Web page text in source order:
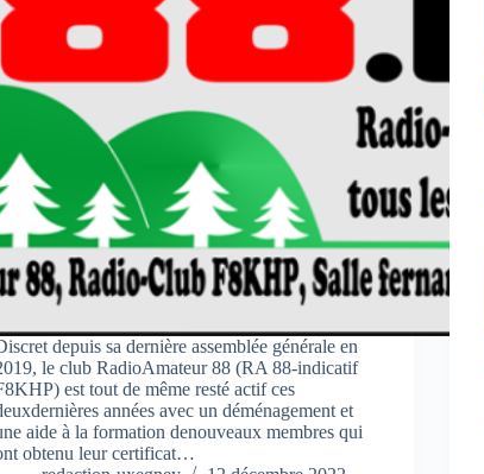
depuis sa dernière assemblée générale en
le club RadioAmateur 88 (RA 88-indicatif
est tout de même resté actif ces
années avec un déménagement et
aide à la formation denouveaux membres qui
obtenu leur certificat…